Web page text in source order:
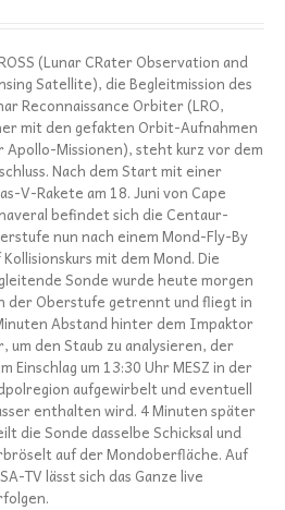
(Lunar CRater Observation and
Satellite), die Begleitmission des
Reconnaissance Orbiter (LRO,
mit den gefakten Orbit-Aufnahmen
Apollo-Missionen), steht kurz vor dem
Nach dem Start mit einer
V-Rakete am 18. Juni von Cape
befindet sich die Centaur-
nun nach einem Mond-Fly-By
Kollisionskurs mit dem Mond. Die
Sonde wurde heute morgen
der Oberstufe getrennt und fliegt in
Abstand hinter dem Impaktor
um den Staub zu analysieren, der
Einschlag um 13:30 Uhr MESZ in der
aufgewirbelt und eventuell
enthalten wird. 4 Minuten später
die Sonde dasselbe Schicksal und
auf der Mondoberfläche. Auf
TV lässt sich das Ganze live